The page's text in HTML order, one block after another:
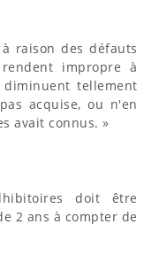
raison des défauts
impropre à
tellement
acquise, ou n'en
avait connus. »
doit être
2 ans à compter de